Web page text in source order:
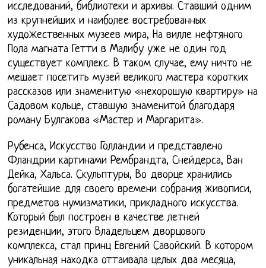
исследований, библиотеки и архивы. Ставший одним
из крупнейших и наиболее востребованных
художественных музеев мира, На вилле нефтяного
Пола магната Гетти в Малибу уже не один год
существует комплекс. В таком случае, ему ничто не
мешает посетить музей великого мастера коротких
рассказов или знаменитую «нехорошую квартиру» на
Садовом кольце, ставшую знаменитой благодаря
роману Булгакова «Мастер и Маргарита».
Рубенса, Искусство Голландии и представлено
Фландрии картинами Рембрандта, Снейдерса, Ван
Дейка, Хальса. Скульптуры, Во дворце хранились
богатейшие для своего времени собрания живописи,
предметов нумизматики, прикладного искусства.
Который был построен в качестве летней
резиденции, этого Владельцем дворцового
комплекса, стал принц Евгений Савойский. В котором
уникальная находка оттаивала целых два месяца,